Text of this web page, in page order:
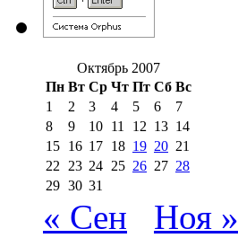
Октябрь 2007
Пн Вт Ср Чт Пт Сб Вс
1
2 3 4 5 6
7
8
9 10 11 12 13 14
15 16 17 18 19 20 21
22 23 24 25 26 27 28
29 30 31
« Сен Ноя »